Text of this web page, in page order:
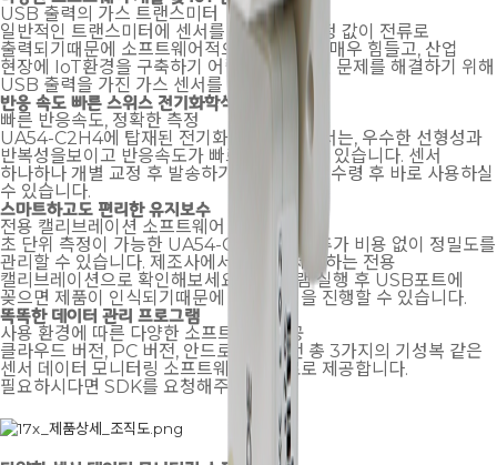
USB 출력의 가스 트랜스미터
일반적인 트랜스미터에 센서를 연결하면, 측정 값이 전류로
출력되기때문에 소프트웨어적으로 처리하기 매우 힘들고, 산업
현장에 IoT환경을 구축하기 어렵습니다. 이런 문제를 해결하기 위해
USB 출력을 가진 가스 센서를 개발했습니다.
반응 속도 빠른 스위스 전기화학식 가스 센서
빠른 반응속도, 정확한 측정
UA54-C2H4에 탑재된 전기화학식 가스 센서는, 우수한 선형성과
반복성을보이고 반응속도가 빠르다는 특징이 있습니다. 센서
하나하나 개별 교정 후 발송하기 때문에 제품 수령 후 바로 사용하실
수 있습니다.
스마트하고도 편리한 유지보수
전용 캘리브레이션 소프트웨어
초 단위 측정이 가능한 UA54-C2H4 센서, 추가 비용 없이 정밀도를
관리할 수 있습니다. 제조사에서 무료로 제공하는 전용
캘리브레이션으로 확인해보세요. 프로그램 실행 후 USB포트에
꽂으면 제품이 인식되기때문에 바로 설정을 진행할 수 있습니다.
똑똑한 데이터 관리 프로그램
사용 환경에 따른 다양한 소프트웨어 제공
클라우드 버전, PC 버전, 안드로이드 버전 총 3가지의 기성복 같은
센서 데이터 모니터링 소프트웨어를 무료로 제공합니다.
필요하시다면 SDK를 요청해주세요.